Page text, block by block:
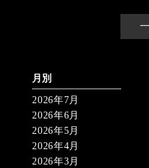
月別
2026年7月
2026年6月
2026年5月
2026年4月
2026年3月